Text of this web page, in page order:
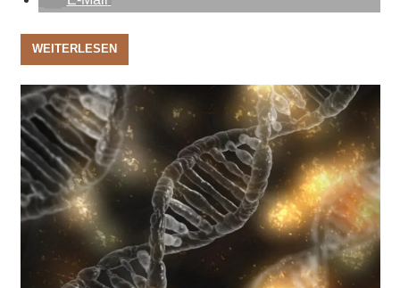
WEITERLESEN